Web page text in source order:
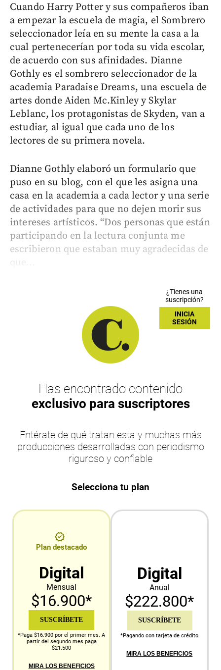
Cuando Harry Potter y sus compañeros iban
a empezar la escuela de magia, el Sombrero
seleccionador leía en su mente la casa a la
cual pertenecerían por toda su vida escolar,
de acuerdo con sus afinidades. Dianne
Gothly es el sombrero seleccionador de la
academia Paradaise Dreams, una escuela de
artes donde Aiden Mc.Kinley y Skylar
Leblanc, los protagonistas de Skyden, van a
estudiar, al igual que cada uno de los
lectores de su primera novela.
Dianne Gothly elaboró un formulario que
puso en su blog, con el que les asigna una
casa en la academia a cada lector y una serie
de actividades para que no dejen morir sus
intereses artísticos. “Dos personas que están
participando en la lectura conjunta me
escribieron que estaban muy agradecidas de
¿Tienes una
suscripción?
INICIA
SESIÓN
Has encontrado contenido
exclusivo para suscriptores
Entérate de qué tratan esta y muchas más
producciones desarrolladas con periodismo
riguroso y confiable
Selecciona tu plan
Plan destacado
Digital
Mensual
$16.900*
SUSCRÍBETE
*Paga $16.900 por el primer mes. A
partir del segundo mes paga
$21.500
MIRA LOS BENEFICIOS
Digital
Anual
$222.800*
SUSCRÍBETE
*Pagando con tarjeta de crédito
MIRA LOS BENEFICIOS